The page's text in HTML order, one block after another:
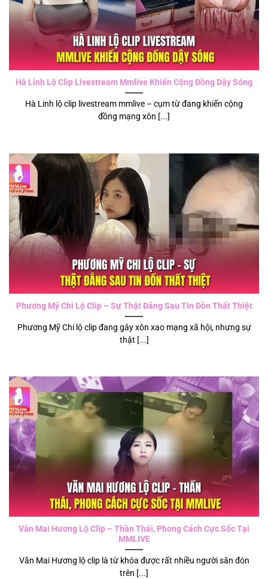
Hà Linh Lộ Clip Livestream Mmlive Khiến Cộng Đồng Dậy Sóng
Hà Linh lộ clip livestream mmlive – cụm từ đang khiến cộng
đồng mạng xôn [...]
Phương Mỹ Chi Lộ Clip – Sự Thật Đằng Sau Tin Đồn Thất Thiệt
Phương Mỹ Chi lộ clip đang gây xôn xao mạng xã hội, nhưng sự
thật [...]
Văn Mai Hương Lộ Clip – Thần Thái, Phong Cách Cực Sốc Tại
MMLIVE
Văn Mai Hương lộ clip là từ khóa được rất nhiều người săn đón
trên [...]